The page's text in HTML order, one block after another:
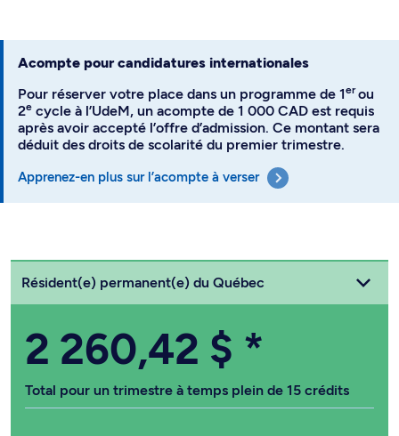
Acompte pour candidatures internationales
Pour réserver votre place dans un programme de 1erou
2e cycle à l’UdeM, un acompte de 1 000 CAD est requis
après avoir accepté l’offre d’admission. Ce montant sera
déduit des droits de scolarité du premier trimestre.
Apprenez-en plus sur l’acompte à verser
Choisissez votre statut
Résident(e) permanent(e) du Québec
2 260,42 $ *
Total pour un trimestre à temps plein de 15 crédits